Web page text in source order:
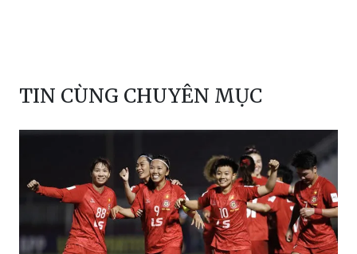
TIN CÙNG CHUYÊN MỤC